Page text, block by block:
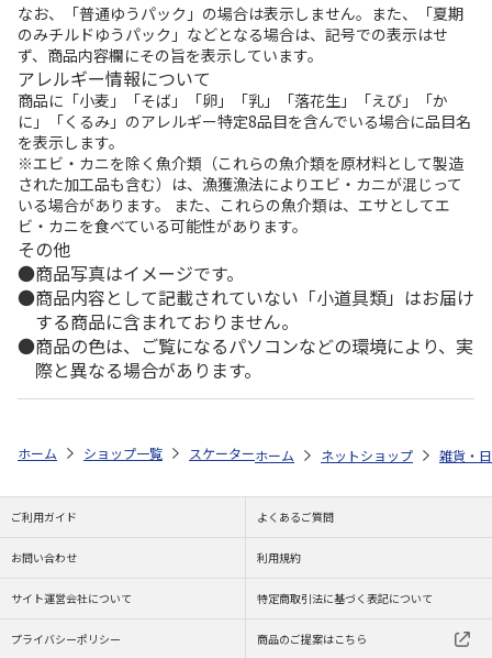
なお、「普通ゆうパック」の場合は表示しません。また、「夏期
のみチルドゆうパック」などとなる場合は、記号での表示はせ
ず、商品内容欄にその旨を表示しています。
アレルギー情報について
商品に「小麦」「そば」「卵」「乳」「落花生」「えび」「か
に」「くるみ」のアレルギー特定8品目を含んでいる場合に品目名
を表示します。
※エビ・カニを除く魚介類（これらの魚介類を原材料として製造
された加工品も含む）は、漁獲漁法によりエビ・カニが混じって
いる場合があります。 また、これらの魚介類は、エサとしてエ
ビ・カニを食べている可能性があります。
その他
商品写真はイメージです。
商品内容として記載されていない「小道具類」はお届け
する商品に含まれておりません。
商品の色は、ご覧になるパソコンなどの環境により、実
際と異なる場合があります。
ホーム ショップ一覧 スケーター キラメキキッチンスポンジ
ホーム ネットショップ 雑貨・
ご利用ガイド よくあるご質問
お問い合わせ 利用規約
サイト運営会社について 特定商取引法に基づく表記について
プライバシーポリシー 商品のご提案はこちら